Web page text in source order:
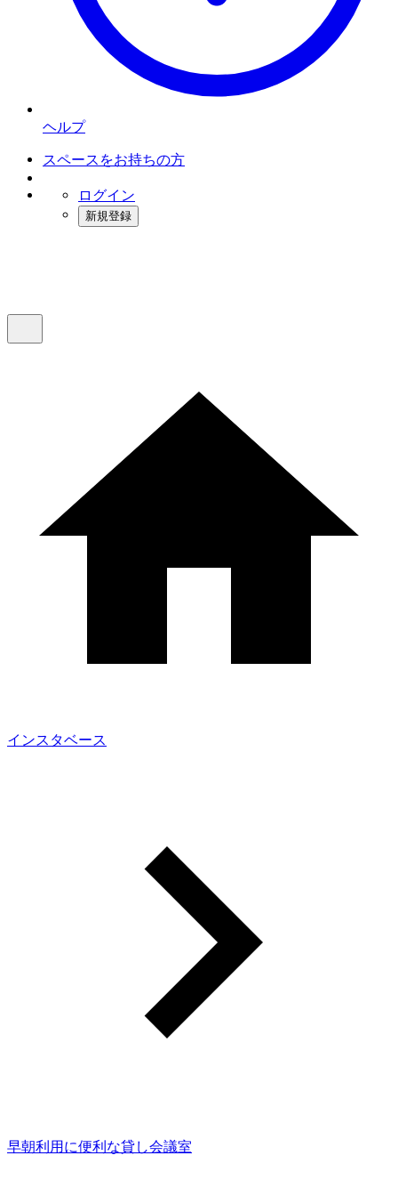
ヘルプ
スペースをお持ちの方
ログイン
新規登録
インスタベース
早朝利用に便利な貸し会議室